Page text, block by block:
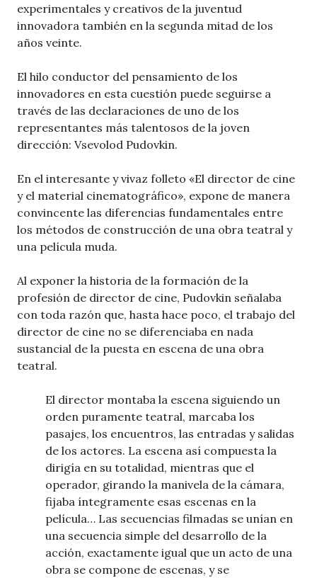
experimentales y creativos de la juventud
innovadora también en la segunda mitad de los
años veinte.
El hilo conductor del pensamiento de los
innovadores en esta cuestión puede seguirse a
través de las declaraciones de uno de los
representantes más talentosos de la joven
dirección: Vsevolod Pudovkin.
En el interesante y vivaz folleto «El director de cine
y el material cinematográfico», expone de manera
convincente las diferencias fundamentales entre
los métodos de construcción de una obra teatral y
una película muda.
Al exponer la historia de la formación de la
profesión de director de cine, Pudovkin señalaba
con toda razón que, hasta hace poco, el trabajo del
director de cine no se diferenciaba en nada
sustancial de la puesta en escena de una obra
teatral.
El director montaba la escena siguiendo un
orden puramente teatral, marcaba los
pasajes, los encuentros, las entradas y salidas
de los actores. La escena así compuesta la
dirigía en su totalidad, mientras que el
operador, girando la manivela de la cámara,
fijaba íntegramente esas escenas en la
película… Las secuencias filmadas se unían en
una secuencia simple del desarrollo de la
acción, exactamente igual que un acto de una
obra se compone de escenas, y se